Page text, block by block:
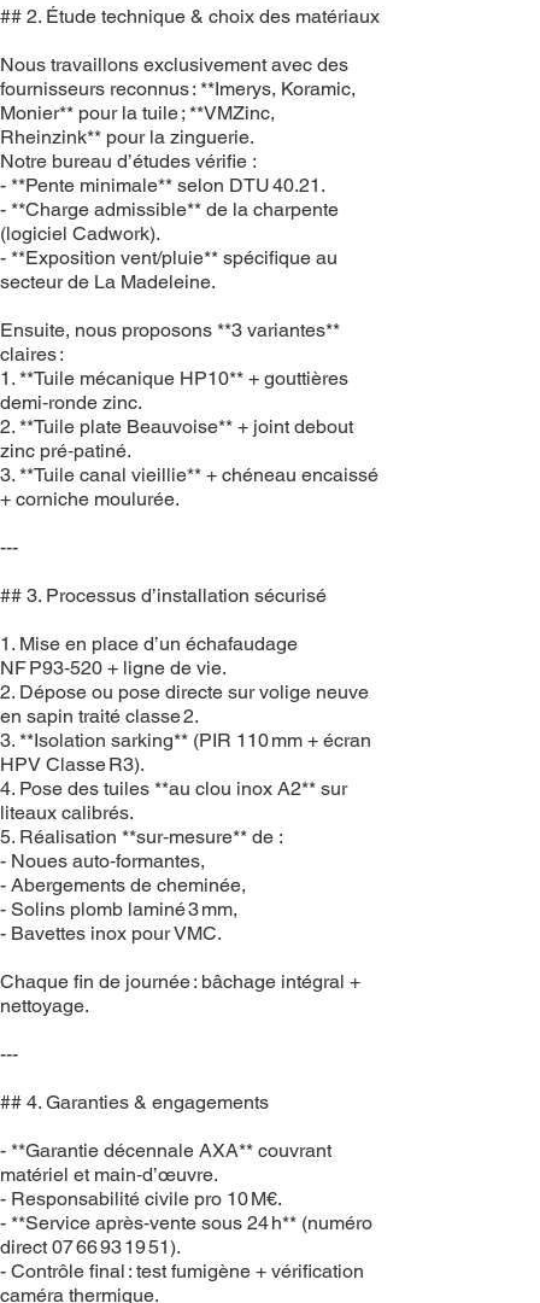
## 2. Étude technique & choix des matériaux
Nous travaillons exclusivement avec des
fournisseurs reconnus : **Imerys, Koramic,
Monier** pour la tuile ; **VMZinc,
Rheinzink** pour la zinguerie.
Notre bureau d’études vérifie :
- **Pente minimale** selon DTU 40.21.
- **Charge admissible** de la charpente
(logiciel Cadwork).
- **Exposition vent/pluie** spécifique au
secteur de La Madeleine.
Ensuite, nous proposons **3 variantes**
claires :
1. **Tuile mécanique HP10** + gouttières
demi‑ronde zinc.
2. **Tuile plate Beauvoise** + joint debout
zinc pré‑patiné.
3. **Tuile canal vieillie** + chéneau encaissé
+ corniche moulurée.
---
## 3. Processus d’installation sécurisé
1. Mise en place d’un échafaudage
NF P93‑520 + ligne de vie.
2. Dépose ou pose directe sur volige neuve
en sapin traité classe 2.
3. **Isolation sarking** (PIR 110 mm + écran
HPV Classe R3).
4. Pose des tuiles **au clou inox A2** sur
liteaux calibrés.
5. Réalisation **sur‑mesure** de :
- Noues auto‑formantes,
- Abergements de cheminée,
- Solins plomb laminé 3 mm,
- Bavettes inox pour VMC.
Chaque fin de journée : bâchage intégral +
nettoyage.
---
## 4. Garanties & engagements
- **Garantie décennale AXA** couvrant
matériel et main‑d’œuvre.
- Responsabilité civile pro 10 M€.
- **Service après‑vente sous 24 h** (numéro
direct 07 66 93 19 51).
- Contrôle final : test fumigène + vérification
caméra thermique.